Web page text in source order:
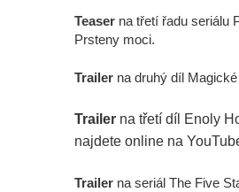
Teaser na třetí řadu seriálu
Prsteny moci.
Trailer na druhý díl
Trailer na třetí díl Enoly
najdete online na
Trailer na seriál The Five